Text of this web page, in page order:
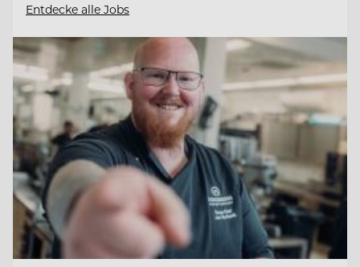
Entdecke alle Jobs